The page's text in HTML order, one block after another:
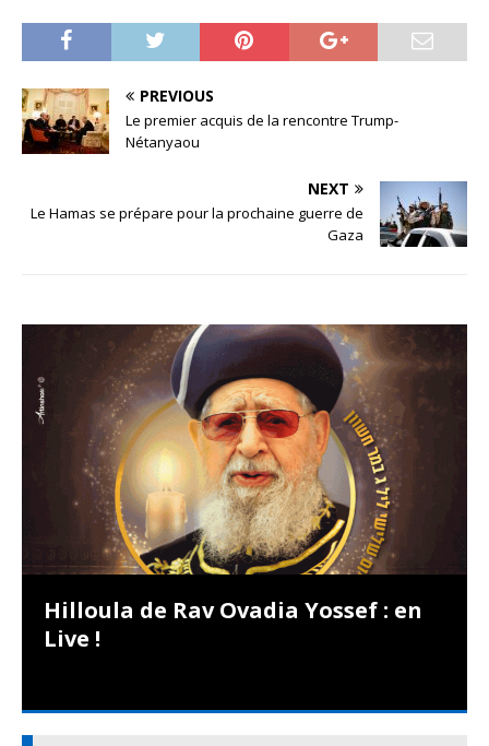
PREVIOUS
Le premier acquis de la rencontre Trump-
Nétanyaou
NEXT
Le Hamas se prépare pour la prochaine guerre de
Gaza
Hilloula de Rav Ovadia Yossef : en
Live !